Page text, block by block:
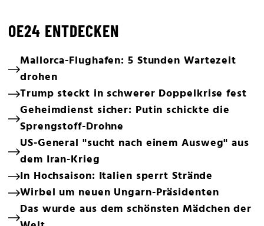
OE24 ENTDECKEN
Mallorca-Flughafen: 5 Stunden Wartezeit
drohen
Trump steckt in schwerer Doppelkrise fest
Geheimdienst sicher: Putin schickte die
Sprengstoff-Drohne
US-General "sucht nach einem Ausweg" aus
dem Iran-Krieg
In Hochsaison: Italien sperrt Strände
Wirbel um neuen Ungarn-Präsidenten
Das wurde aus dem schönsten Mädchen der